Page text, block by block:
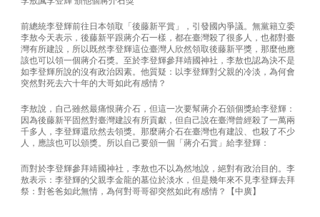
前總統李登輝前往日本領取「後藤新平賞」，引發國內爭議。無黨籍立委
李敖今天表示，後藤新平跟蔣介石一樣，都在臺灣殺了很多人，也都對臺
灣有所建設，所以既然李登輝這位臺灣人欣然領取後藤新平獎，那麼他應
該也可以領一個蔣介石獎。至於李登輝參拜靖國神社，李敖也認為決不是
如李登輝所說的沒有政治因素。他質疑：以李登輝對父親的冷淡，為何會
突然對死去六十年的大哥如此有感情？
李敖說，自己雖然最痛恨蔣介石，但這一次要幫蔣介石頒個獎給李登輝：
因為後藤新平固然對臺灣建設有所貢獻，但自己說在臺灣曾經殺了一萬兩
千多人，李登輝還欣然去領獎。那麼蔣介石在臺灣也有建設、也殺了不少
人，應該也可以頒獎。所以自己要頒一個「蔣介石賞」給李登輝：
而對於李登輝參拜靖國神社，李敖也不以為然地說，絕對有政治目的。李
敖表示：李登輝的父親李金龍的墓位於淡水，但是幾年來不見李登輝去拜
祭：對爸爸如此無情，為何對哥哥卻突然如此有感情？【中廣】